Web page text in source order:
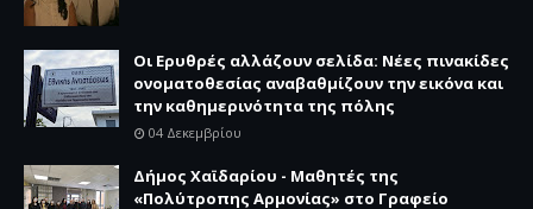
Οι Ερυθρές αλλάζουν σελίδα: Νέες πινακίδες
ονοματοθεσίας αναβαθμίζουν την εικόνα και
την καθημερινότητα της πόλης
04 Δεκεμβρίου
Δήμος Χαϊδαρίου - Μαθητές της
«Πολύτροπης Αρμονίας» στο Γραφείο